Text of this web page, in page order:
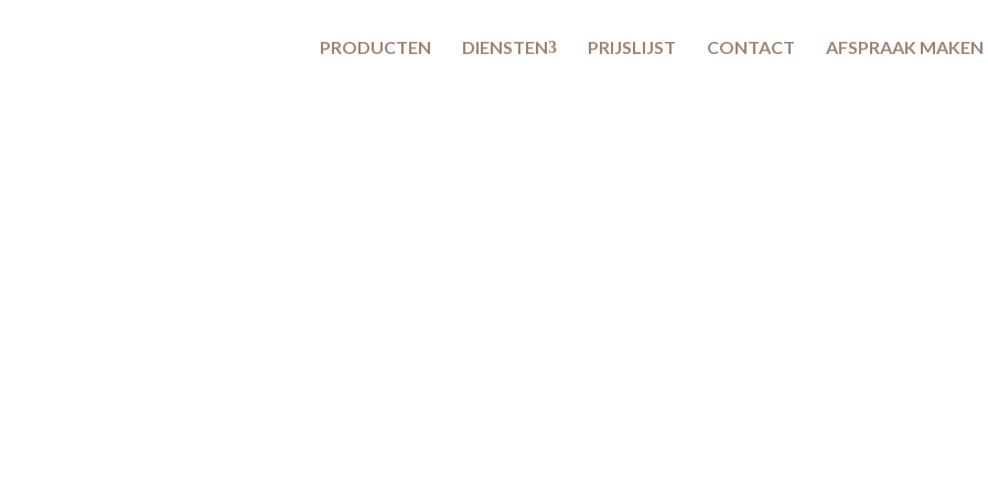
PRODUCTEN DIENSTEN PRIJSLIJST CONTACT AFSPRAAK MAKEN